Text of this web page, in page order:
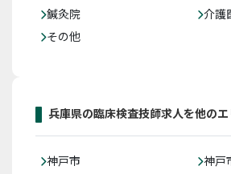
鍼灸院
介護
その他
兵庫県の臨床検査技師求人を他の
神戸市
神戸